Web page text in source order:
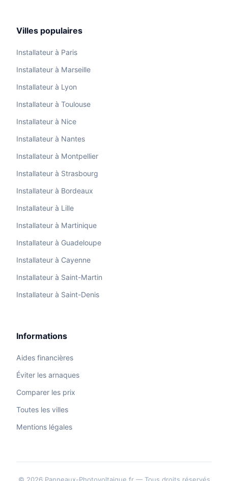
Villes populaires
Installateur à Paris
Installateur à Marseille
Installateur à Lyon
Installateur à Toulouse
Installateur à Nice
Installateur à Nantes
Installateur à Montpellier
Installateur à Strasbourg
Installateur à Bordeaux
Installateur à Lille
Installateur à Martinique
Installateur à Guadeloupe
Installateur à Cayenne
Installateur à Saint-Martin
Installateur à Saint-Denis
Informations
Aides financières
Éviter les arnaques
Comparer les prix
Toutes les villes
Mentions légales